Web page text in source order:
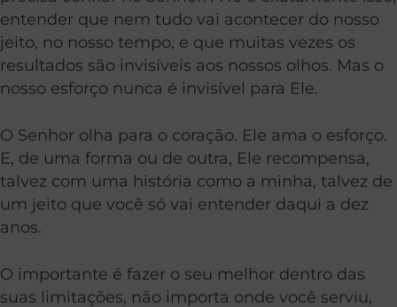
entender que nem tudo vai acontecer do nosso
jeito, no nosso tempo, e que muitas vezes os
resultados são invisíveis aos nossos olhos. Mas o
nosso esforço nunca é invisível para Ele.
O Senhor olha para o coração. Ele ama o esforço.
E, de uma forma ou de outra, Ele recompensa,
talvez com uma história como a minha, talvez de
um jeito que você só vai entender daqui a dez
anos.
O importante é fazer o seu melhor dentro das
suas limitações, não importa onde você serviu,